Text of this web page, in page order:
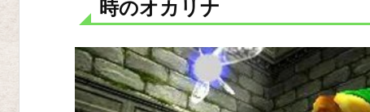
ラ
の
仮
面
時のオカリナ